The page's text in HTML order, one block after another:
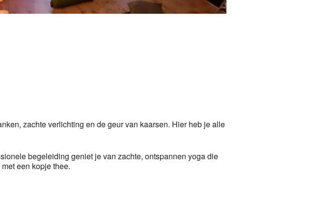
zachte verlichting en de geur van kaarsen. Hier heb je alle
begeleiding geniet je van zachte, ontspannen yoga die
een kopje thee.